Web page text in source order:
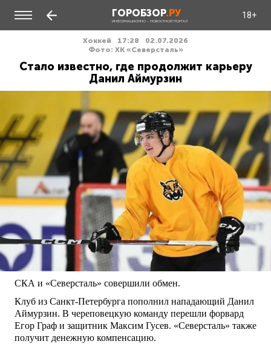
ГОРОБЗОР.РУ
ИНФОРМАЦИОННО - НОВОСТНОЙ ПОРТАЛ
18+
Хоккей 17:28
02.07.2026
Фото: ХК «Северсталь»
Стало известно, где продолжит карьеру
Данил Аймурзин
СКА и «Северсталь» совершили обмен.
Клуб из Санкт-Петербурга пополнил нападающий Данил
Аймурзин. В череповецкую команду перешли форвард
Егор Граф и защитник Максим Гусев. «Северсталь» также
получит денежную компенсацию.